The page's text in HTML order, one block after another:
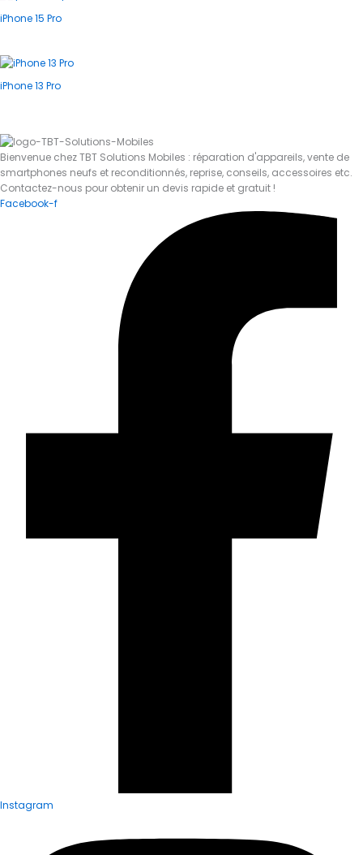
iPhone 15 Pro
iPhone 13 Pro
Bienvenue chez TBT Solutions Mobiles : réparation d'appareils, vente de
smartphones neufs et reconditionnés, reprise, conseils, accessoires etc.
Contactez-nous pour obtenir un devis rapide et gratuit !
Facebook-f
Instagram